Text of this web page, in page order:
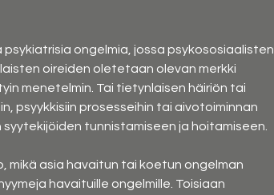
ongelmia, jossa psykososiaalisten
oireiden oletetaan olevan merkki
menetelmin. Tai tietynlaisen häiriön tai
psyykkisiin prosesseihin tai aivotoiminnan
tunnistamiseen ja hoitamiseen.
asia havaitun tai koetun ongelman
havaituille ongelmille. Toisiaan